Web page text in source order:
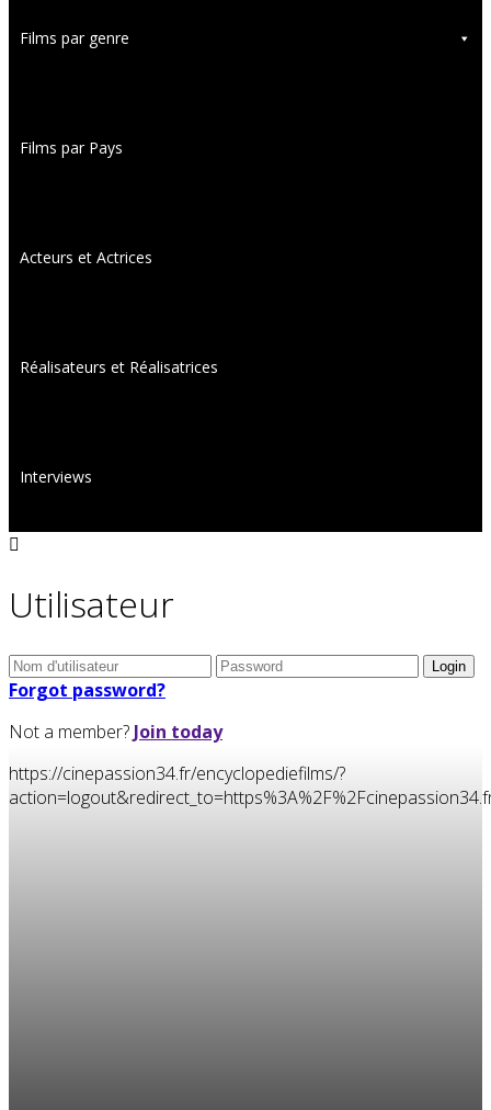
Films par genre
Films par Pays
Acteurs et Actrices
Réalisateurs et Réalisatrices
Interviews
Utilisateur
Forgot password?
Not a member? Join today
https://cinepassion34.fr/encyclopediefilms/?